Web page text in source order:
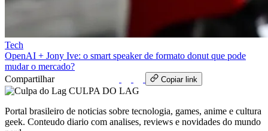
Tech
OpenAI + Jony Ive: o smart speaker de formato donut que pode
mudar o mercado?
Compartilhar
Copiar link
CULPA DO LAG
Portal brasileiro de noticias sobre tecnologia, games, anime e cultura
geek. Conteudo diario com analises, reviews e novidades do mundo